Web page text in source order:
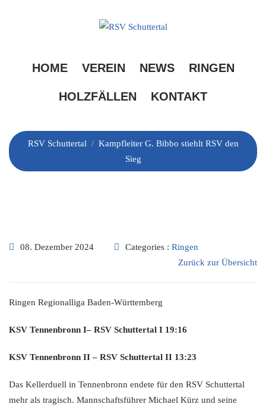
HOME VEREIN NEWS RINGEN
HOLZFÄLLEN KONTAKT
stiehlt RSV den Sieg
RSV Schuttertal / Kampfleiter G. Bibbo stiehlt RSV den
Sieg
08. Dezember 2024 Categories : Ringen
Zurück zur Übersicht
Ringen Regionalliga Baden-Württemberg
KSV Tennenbronn I– RSV Schuttertal I 19:16
KSV Tennenbronn II – RSV Schuttertal II 13:23
Das Kellerduell in Tennenbronn endete für den RSV Schuttertal
mehr als tragisch. Mannschaftsführer Michael Kürz und seine